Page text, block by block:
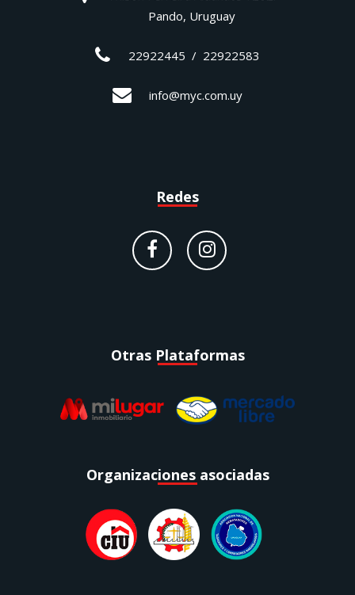
Pando, Uruguay
22922445 / 22922583
info@myc.com.uy
Redes
Otras Plataformas
Organizaciones asociadas